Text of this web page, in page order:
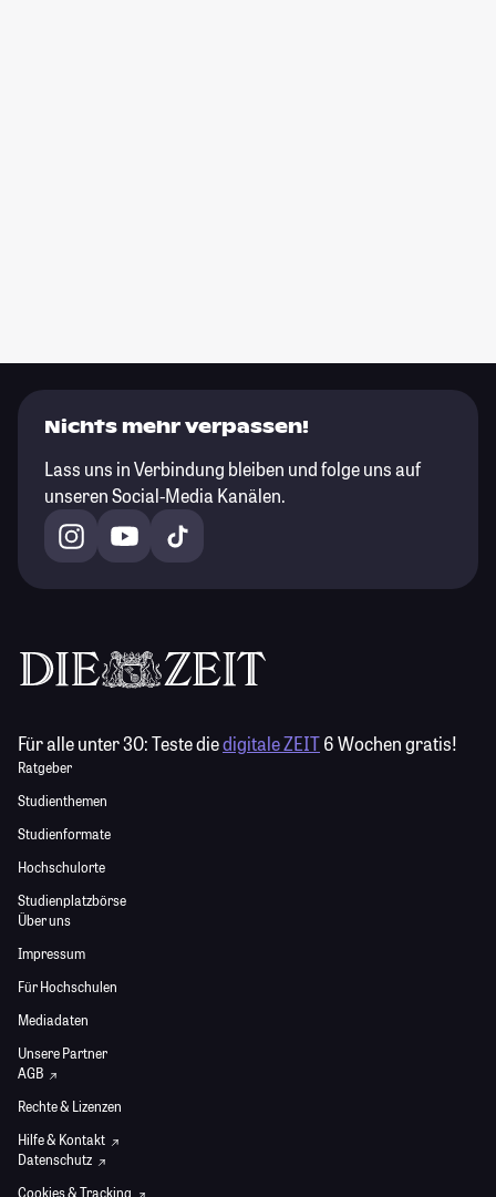
Nichts mehr verpassen!
Lass uns in Verbindung bleiben und folge uns auf
unseren Social-Media Kanälen.
Für alle unter 30:Teste diedigitale ZEIT6 Wochen gratis!
Ratgeber
Studienthemen
Studienformate
Hochschulorte
Studienplatzbörse
Über uns
Impressum
Für Hochschulen
Mediadaten
Unsere Partner
AGB
Rechte & Lizenzen
Hilfe & Kontakt
Datenschutz
Cookies & Tracking